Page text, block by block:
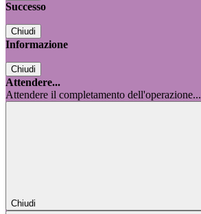
Successo
Chiudi
Informazione
Chiudi
Attendere...
Attendere il completamento dell'operazione...
Chiudi